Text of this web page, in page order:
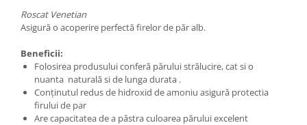
Roscat Venetian
Asigură o acoperire perfectă firelor de păr alb.
Beneficii:
Folosirea produsului conferă părului strălucire, cat si o
nuanta naturală si de lunga durata .
Conţinutul redus de hidroxid de amoniu asigură protectia
firului de par
Are capacitatea de a păstra culoarea părului excelent